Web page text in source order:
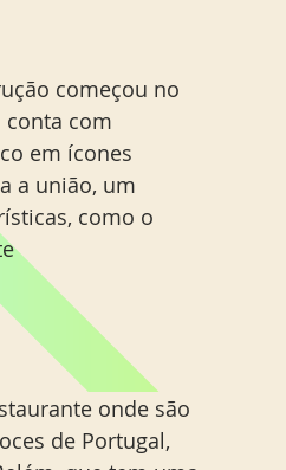
começou no
conta com
em ícones
a união, um
como o
onde são
de Portugal,